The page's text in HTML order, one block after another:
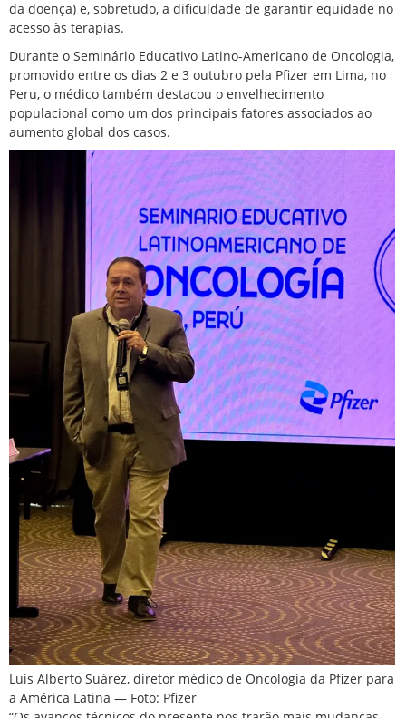
da doença) e, sobretudo, a dificuldade de garantir equidade no
acesso às terapias.
Durante o Seminário Educativo Latino-Americano de Oncologia,
promovido entre os dias 2 e 3 outubro pela Pfizer em Lima, no
Peru, o médico também destacou o envelhecimento
populacional como um dos principais fatores associados ao
aumento global dos casos.
Luis Alberto Suárez, diretor médico de Oncologia da Pfizer para
a América Latina — Foto: Pfizer